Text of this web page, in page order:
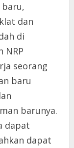
dan
di
NRP
seorang
baru
barunya.
dapat
dapat